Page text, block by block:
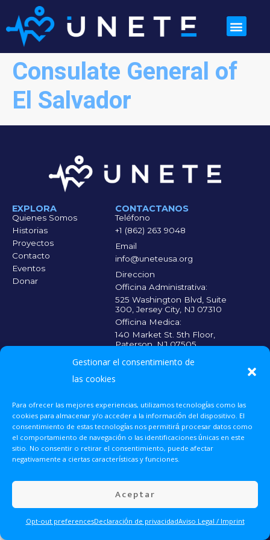
Gestionar el consentimiento de
las cookies
Para ofrecer las mejores experiencias, utilizamos tecnologías como las
cookies para almacenar y/o acceder a la información del dispositivo. El
consentimiento de estas tecnologías nos permitirá procesar datos como
el comportamiento de navegación o las identificaciones únicas en este
sitio. No consentir o retirar el consentimiento, puede afectar
negativamente a ciertas características y funciones.
Aceptar
Opt-out preferencesDeclaración de privacidadAviso Legal / Imprint
Consulate General of
El Salvador
EXPLORA
Quienes Somos
Historias
Proyectos
Contacto
Eventos
Donar
CONTACTANOS
Teléfono
+1 (862) 263 9048
Email
info@uneteusa.org
Direccion
Officina Administrativa:
525 Washington Blvd, Suite
300, Jersey City, NJ 07310
Officina Medica:
140 Market St. 5th Floor,
Paterson, NJ 07505
CADA CONTRIBUICIÓN CUENTA
más personas
reciban la atención
médica que
necesitan.